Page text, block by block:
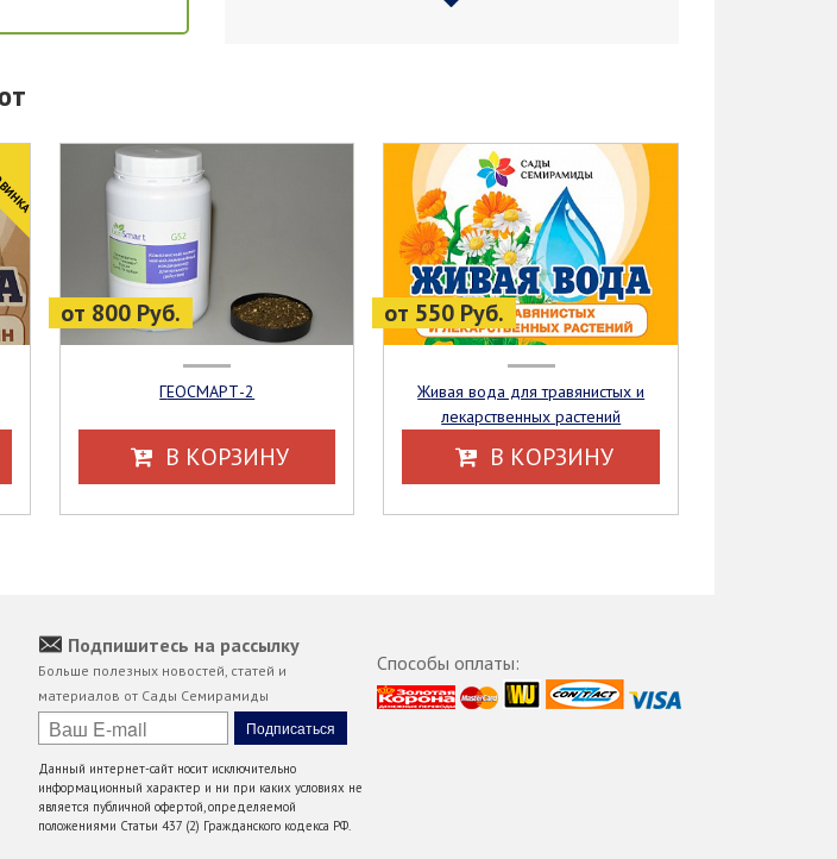
от 800 Руб.
ГЕОСМАРТ-2
В КОРЗИНУ
от 550 Руб.
Живая вода для травянистых и
лекарственных растений
В КОРЗИНУ
Подпишитесь на рассылку
Больше полезных новостей, статей и
материалов от Сады Семирамиды
Данный интернет-сайт носит исключительно
информационный характер и ни при каких условиях не
является публичной офертой, определяемой
положениями Статьи 437 (2) Гражданского кодекса РФ.
Способы оплаты: